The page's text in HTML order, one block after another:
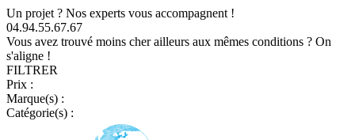
Un projet ? Nos experts vous accompagnent !
04.94.55.67.67
Vous avez trouvé moins cher ailleurs aux mêmes conditions ? On
s'aligne !
FILTRER
Prix :
Marque(s) :
Catégorie(s) :